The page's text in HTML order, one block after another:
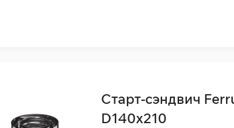
Старт-сэндвич
D140x210